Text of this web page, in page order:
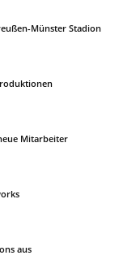
Münster Stadion
Mitarbeiter
aus